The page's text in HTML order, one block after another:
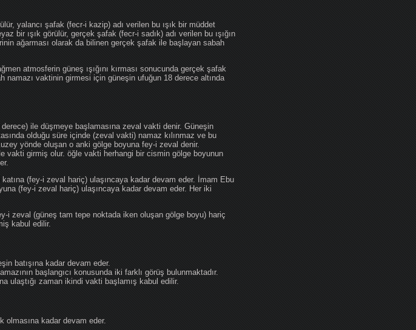
yalancı şafak (fecr-i kazip) adı verilen bu ışık bir müddet
bir ışık görülür, gerçek şafak (fecr-i sadık) adı verilen bu ışığın
ağarması olarak da bilinen gerçek şafak ile başlayan sabah
atmosferin güneş ışığını kırması sonucunda gerçek şafak
namazı vaktinin girmesi için güneşin ufuğun 18 derece altında
ile düşmeye başlamasına zeval vakti denir. Güneşin
olduğu süre içinde (zeval vakti) namaz kılınmaz ve bu
yönde oluşan o anki gölge boyuna fey-i zeval denir.
vakti girmiş olur. öğle vakti herhangi bir cismin gölge boyunun
(fey-i zeval hariç) ulaşıncaya kadar devam eder. İmam Ebu
(fey-i zeval hariç) ulaşıncaya kadar devam eder. Her iki
i zeval (güneş tam tepe noktada iken oluşan gölge boyu) hariç
kabul edilir.
batışına kadar devam eder.
başlangıcı konusunda iki farklı görüş bulunmaktadır.
ulaştığı zaman ikindi vakti başlamış kabul edilir.
olmasına kadar devam eder.